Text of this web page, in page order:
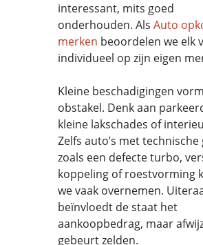
interessant, mits goed
onderhouden. Als Auto
merken beoordelen we elk
individueel op zijn eigen
Kleine beschadigingen
obstakel. Denk aan
kleine lakschades of
Zelfs auto’s met technische
zoals een defecte turbo,
koppeling of roestvorming
we vaak overnemen.
beïnvloedt de staat het
aankoopbedrag, maar
gebeurt zelden.